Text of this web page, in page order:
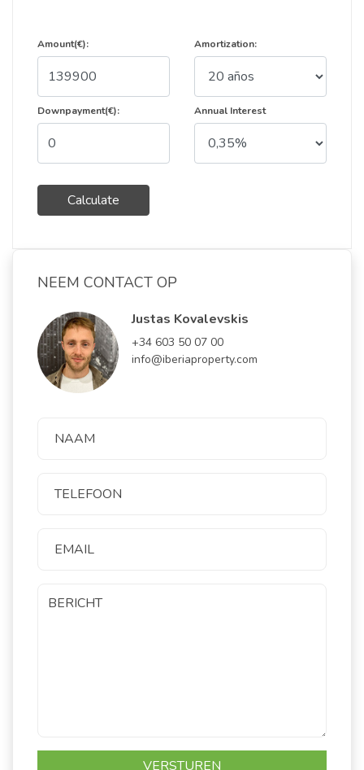
Amount(€):
Downpayment(€):
Calculate
Amortization:
Annual Interest
NEEM CONTACT OP
Justas Kovalevskis
+34 603 50 07 00
info@iberiaproperty.com